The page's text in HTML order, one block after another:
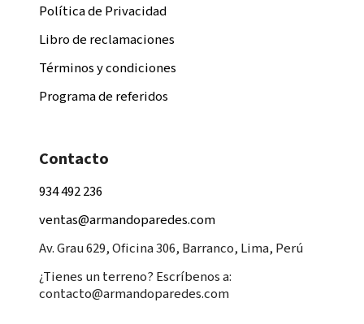
Política de Privacidad
Libro de reclamaciones
Términos y condiciones
Programa de referidos
Contacto
934 492 236
ventas@armandoparedes.com
Av. Grau 629, Oficina 306, Barranco, Lima, Perú
¿Tienes un terreno? Escríbenos a:
contacto@armandoparedes.com